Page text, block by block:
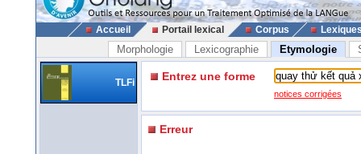
Accueil Portail lexical Corpus
Morphologie Lexicographie Etymologie
TLFi Entrez une forme
notices corrigées
Erreur